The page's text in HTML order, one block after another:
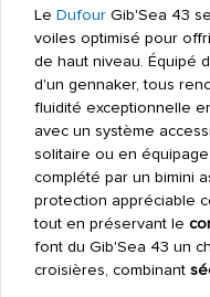
Le DufourGib'Sea 43
voiles optimisé pour
de haut niveau. Équipé
d'un gennaker, tous
fluidité exceptionnelle
avec un système
solitaire ou en
complété par un bimini
protection appréciable
tout en préservant le
font du Gib'Sea 43 un
croisières, combinant